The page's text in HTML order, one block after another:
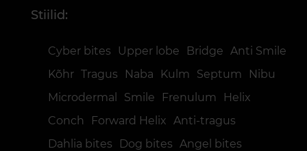
Stiilid:
Cyber bites Upper lobe Bridge Anti Smile
Kõhr Tragus Naba Kulm Septum
Nibu
Microdermal
Smile Frenulum
Helix
Conch
Forward Helix Anti-tragus
Dahlia bites
Dog bites Angel bites